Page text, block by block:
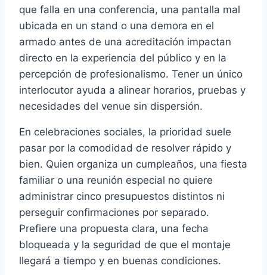
que falla en una conferencia, una pantalla mal
ubicada en un stand o una demora en el
armado antes de una acreditación impactan
directo en la experiencia del público y en la
percepción de profesionalismo. Tener un único
interlocutor ayuda a alinear horarios, pruebas y
necesidades del venue sin dispersión.
En celebraciones sociales, la prioridad suele
pasar por la comodidad de resolver rápido y
bien. Quien organiza un cumpleaños, una fiesta
familiar o una reunión especial no quiere
administrar cinco presupuestos distintos ni
perseguir confirmaciones por separado.
Prefiere una propuesta clara, una fecha
bloqueada y la seguridad de que el montaje
llegará a tiempo y en buenas condiciones.